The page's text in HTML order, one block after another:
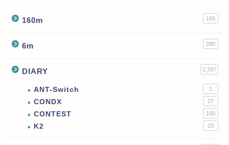
160m 165
6m 280
DIARY 2,787
ANT-Switch 1
CONDX 27
CONTEST 160
K2 23